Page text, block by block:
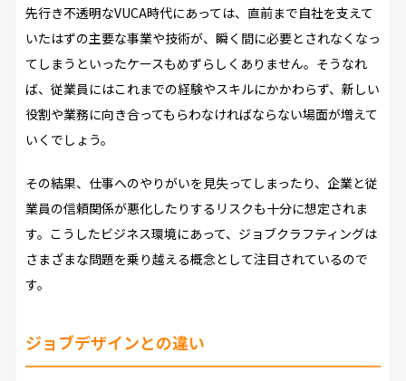
先行き不透明なVUCA時代にあっては、直前まで自社を支えて
いたはずの主要な事業や技術が、瞬く間に必要とされなくなっ
てしまうといったケースもめずらしくありません。そうなれ
ば、従業員にはこれまでの経験やスキルにかかわらず、新しい
役割や業務に向き合ってもらわなければならない場面が増えて
いくでしょう。
その結果、仕事へのやりがいを見失ってしまったり、企業と従
業員の信頼関係が悪化したりするリスクも十分に想定されま
す。こうしたビジネス環境にあって、ジョブクラフティングは
さまざまな問題を乗り越える概念として注目されているので
す。
ジョブデザインとの違い